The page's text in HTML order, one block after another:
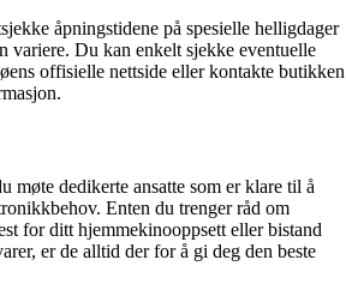
åpningstidene på spesielle helligdager
variere. Du kan enkelt sjekke eventuelle
offisielle nettside eller kontakte butikken
møte dedikerte ansatte som er klare til å
Enten du trenger råd om
for ditt hjemmekinooppsett eller bistand
er de alltid der for å gi deg den beste